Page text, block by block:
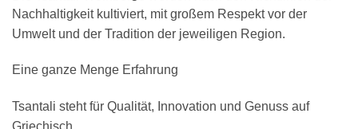
Nachhaltigkeit kultiviert, mit großem Respekt vor der
Umwelt und der Tradition der jeweiligen Region.
Eine ganze Menge Erfahrung
Tsantali steht für Qualität, Innovation und Genuss auf